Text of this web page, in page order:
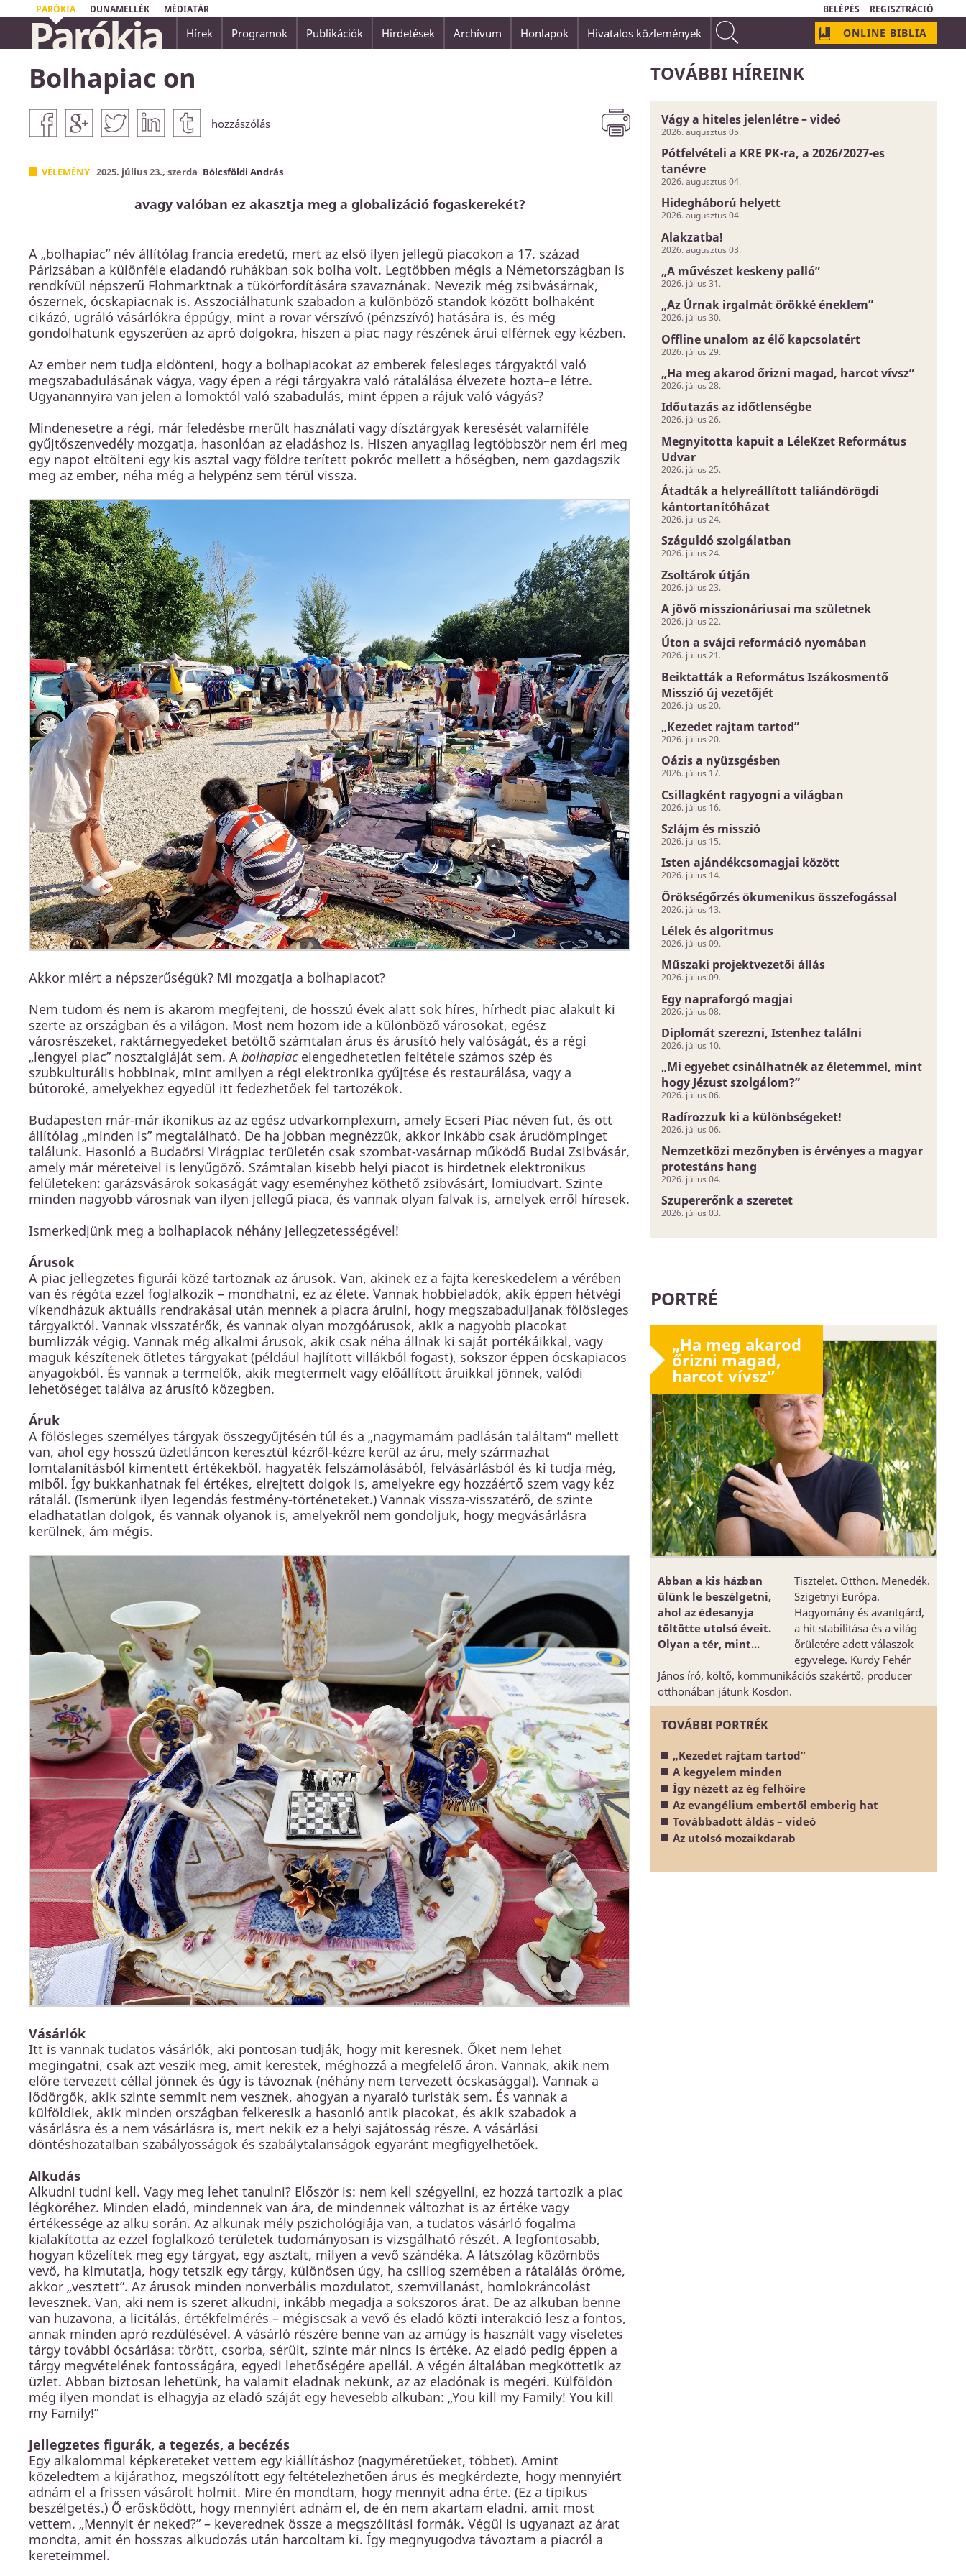
PARÓKIA DUNAMELLÉK MÉDIATÁR BELÉPÉS REGISZTRÁCIÓ
Mert egyenesek az Úr útjai: az igazak járnak rajtuk, a vétkesek
elbuknak rajtuk.
Hóseás 14,10
"Ha jó kézből vesszük a hírt, hogy Atyánkakarata nélkül egy hajszálunk sem eshetik le
fejünkről, akkor bátran bízhatunk Benne, még ha nem is értjük Őt és útjai rejtve
Parókia Hírek Programok Publikációk Hirdetések Archívum Honlapok Hivatalos közlemények ONLINE BIBLIA
Bolhapiac on
hozzászólás
VÉLEMÉNY 2025. július 23., szerda Bölcsföldi András
avagy valóban ez akasztja meg a globalizáció fogaskerekét?
A „bolhapiac” név állítólag francia eredetű, mert az első ilyen jellegű piacokon a 17. század
Párizsában a különféle eladandó ruhákban sok bolha volt. Legtöbben mégis a Németországban is
rendkívül népszerű Flohmarktnak a tükörfordítására szavaznának. Nevezik még zsibvásárnak,
ószernek, ócskapiacnak is. Asszociálhatunk szabadon a különböző standok között bolhaként
cikázó, ugráló vásárlókra éppúgy, mint a rovar vérszívó (pénzszívó) hatására is, és még
gondolhatunk egyszerűen az apró dolgokra, hiszen a piac nagy részének árui elférnek egy kézben.
Az ember nem tudja eldönteni, hogy a bolhapiacokat az emberek felesleges tárgyaktól való
megszabadulásának vágya, vagy épen a régi tárgyakra való rátalálása élvezete hozta–e létre.
Ugyanannyira van jelen a lomoktól való szabadulás, mint éppen a rájuk való vágyás?
Mindenesetre a régi, már feledésbe merült használati vagy dísztárgyak keresését valamiféle
gyűjtőszenvedély mozgatja, hasonlóan az eladáshoz is. Hiszen anyagilag legtöbbször nem éri meg
egy napot eltölteni egy kis asztal vagy földre terített pokróc mellett a hőségben, nem gazdagszik
meg az ember, néha még a helypénz sem térül vissza.
Akkor miért a népszerűségük? Mi mozgatja a bolhapiacot?
Nem tudom és nem is akarom megfejteni, de hosszú évek alatt sok híres, hírhedt piac alakult ki
szerte az országban és a világon. Most nem hozom ide a különböző városokat, egész
városrészeket, raktárnegyedeket betöltő számtalan árus és árusító hely valóságát, és a régi
„lengyel piac” nosztalgiáját sem. A bolhapiacelengedhetetlen feltétele számos szép és
szubkulturális hobbinak, mint amilyen a régi elektronika gyűjtése és restaurálása, vagy a
bútoroké, amelyekhez egyedül itt fedezhetőek fel tartozékok.
Budapesten már-már ikonikus az az egész udvarkomplexum, amely Ecseri Piac néven fut, és ott
állítólag „minden is” megtalálható. De ha jobban megnézzük, akkor inkább csak árudömpinget
találunk. Hasonló a Budaörsi Virágpiac területén csak szombat-vasárnap működő Budai Zsibvásár,
amely már méreteivel is lenyűgöző. Számtalan kisebb helyi piacot is hirdetnek elektronikus
felületeken: garázsvásárok sokaságát vagy eseményhez köthető zsibvásárt, lomiudvart. Szinte
minden nagyobb városnak van ilyen jellegű piaca, és vannak olyan falvak is, amelyek erről híresek.
Ismerkedjünk meg a bolhapiacok néhány jellegzetességével!
Árusok
A piac jellegzetes figurái közé tartoznak az árusok. Van, akinek ez a fajta kereskedelem a vérében
van és régóta ezzel foglalkozik – mondhatni, ez az élete. Vannak hobbieladók, akik éppen hétvégi
víkendházuk aktuális rendrakásai után mennek a piacra árulni, hogy megszabaduljanak fölösleges
tárgyaiktól. Vannak visszatérők, és vannak olyan mozgóárusok, akik a nagyobb piacokat
bumlizzák végig. Vannak még alkalmi árusok, akik csak néha állnak ki saját portékáikkal, vagy
maguk készítenek ötletes tárgyakat (például hajlított villákból fogast), sokszor éppen ócskapiacos
anyagokból. És vannak a termelők, akik megtermelt vagy előállított áruikkal jönnek, valódi
lehetőséget találva az árusító közegben.
Áruk
A fölösleges személyes tárgyak összegyűjtésén túl és a „nagymamám padlásán találtam” mellett
van, ahol egy hosszú üzletláncon keresztül kézről-kézre kerül az áru, mely származhat
lomtalanításból kimentett értékekből, hagyaték felszámolásából, felvásárlásból és ki tudja még,
miből. Így bukkanhatnak fel értékes, elrejtett dolgok is, amelyekre egy hozzáértő szem vagy kéz
rátalál. (Ismerünk ilyen legendás festmény-történeteket.) Vannak vissza-visszatérő, de szinte
eladhatatlan dolgok, és vannak olyanok is, amelyekről nem gondoljuk, hogy megvásárlásra
kerülnek, ám mégis.
Vásárlók
Itt is vannak tudatos vásárlók, aki pontosan tudják, hogy mit keresnek. Őket nem lehet
megingatni, csak azt veszik meg, amit kerestek, méghozzá a megfelelő áron. Vannak, akik nem
előre tervezett céllal jönnek és úgy is távoznak (néhány nem tervezett ócskasággal). Vannak a
lődörgők, akik szinte semmit nem vesznek, ahogyan a nyaraló turisták sem. És vannak a
külföldiek, akik minden országban felkeresik a hasonló antik piacokat, és akik szabadok a
vásárlásra és a nem vásárlásra is, mert nekik ez a helyi sajátosság része. A vásárlási
döntéshozatalban szabályosságok és szabálytalanságok egyaránt megfigyelhetőek.
Alkudás
Alkudni tudni kell. Vagy meg lehet tanulni? Először is: nem kell szégyellni, ez hozzá tartozik a piac
légköréhez. Minden eladó, mindennek van ára, de mindennek változhat is az értéke vagy
értékessége az alku során. Az alkunak mély pszichológiája van, a tudatos vásárló fogalma
kialakította az ezzel foglalkozó területek tudományosan is vizsgálható részét. A legfontosabb,
hogyan közelítek meg egy tárgyat, egy asztalt, milyen a vevő szándéka. A látszólag közömbös
vevő, ha kimutatja, hogy tetszik egy tárgy, különösen úgy, ha csillog szemében a rátalálás öröme,
akkor „vesztett”. Az árusok minden nonverbális mozdulatot, szemvillanást, homlokráncolást
levesznek. Van, aki nem is szeret alkudni, inkább megadja a sokszoros árat. De az alkuban benne
van huzavona, a licitálás, értékfelmérés – mégiscsak a vevő és eladó közti interakció lesz a fontos,
annak minden apró rezdülésével. A vásárló részére benne van az amúgy is használt vagy viseletes
tárgy további ócsárlása: törött, csorba, sérült, szinte már nincs is értéke. Az eladó pedig éppen a
tárgy megvételének fontosságára, egyedi lehetőségére apellál. A végén általában megköttetik az
üzlet. Abban biztosan lehetünk, ha valamit eladnak nekünk, az az eladónak is megéri. Külföldön
még ilyen mondat is elhagyja az eladó száját egy hevesebb alkuban: „You kill my Family! You kill
my Family!”
Jellegzetes figurák, a tegezés, a becézés
Egy alkalommal képkereteket vettem egy kiállításhoz (nagyméretűeket, többet). Amint
közeledtem a kijárathoz, megszólított egy feltételezhetően árus és megkérdezte, hogy mennyiért
adnám el a frissen vásárolt holmit. Mire én mondtam, hogy mennyit adna érte. (Ez a tipikus
beszélgetés.) Ő erősködött, hogy mennyiért adnám el, de én nem akartam eladni, amit most
vettem. „Mennyit ér neked?” – keverednek össze a megszólítási formák. Végül is ugyanazt az árat
mondta, amit én hosszas alkudozás után harcoltam ki. Így megnyugodva távoztam a piacról a
kereteimmel.
TOVÁBBI HÍREINK
Vágy a hiteles jelenlétre – videó
2026. augusztus 05.
Pótfelvételi a KRE PK-ra, a 2026/2027-es
tanévre
2026. augusztus 04.
Hidegháború helyett
2026. augusztus 04.
Alakzatba!
2026. augusztus 03.
„A művészet keskeny palló”
2026. július 31.
„Az Úrnak irgalmát örökké éneklem”
2026. július 30.
Offline unalom az élő kapcsolatért
2026. július 29.
„Ha meg akarod őrizni magad, harcot vívsz”
2026. július 28.
Időutazás az időtlenségbe
2026. július 26.
Megnyitotta kapuit a LéleKzet Református
Udvar
2026. július 25.
Átadták a helyreállított taliándörögdi
kántortanítóházat
2026. július 24.
Száguldó szolgálatban
2026. július 24.
Zsoltárok útján
2026. július 23.
A jövő misszionáriusai ma születnek
2026. július 22.
Úton a svájci reformáció nyomában
2026. július 21.
Beiktatták a Református Iszákosmentő
Misszió új vezetőjét
2026. július 20.
„Kezedet rajtam tartod”
2026. július 20.
Oázis a nyüzsgésben
2026. július 17.
Csillagként ragyogni a világban
2026. július 16.
Szlájm és misszió
2026. július 15.
Isten ajándékcsomagjai között
2026. július 14.
Örökségőrzés ökumenikus összefogással
2026. július 13.
Lélek és algoritmus
2026. július 09.
Műszaki projektvezetői állás
2026. július 09.
Egy napraforgó magjai
2026. július 08.
Diplomát szerezni, Istenhez találni
2026. július 10.
„Mi egyebet csinálhatnék az életemmel, mint
hogy Jézust szolgálom?”
2026. július 06.
Radírozzuk ki a különbségeket!
2026. július 06.
Nemzetközi mezőnyben is érvényes a magyar
protestáns hang
2026. július 04.
Szupererőnk a szeretet
2026. július 03.
PORTRÉ
„Ha meg akarod
őrizni magad,
harcot vívsz”
Abban a kis házban
ülünk le beszélgetni,
ahol az édesanyja
töltötte utolsó éveit.
Olyan a tér, mint...
Tisztelet. Otthon. Menedék.
Szigetnyi Európa.
Hagyomány és avantgárd,
a hit stabilitása és a világ
őrületére adott válaszok
egyvelege. Kurdy Fehér
János író, költő, kommunikációs szakértő, producer
otthonában játunk Kosdon.
TOVÁBBI PORTRÉK
„Kezedet rajtam tartod”
A kegyelem minden
Így nézett az ég felhőire
Az evangélium embertől emberig hat
Továbbadott áldás – videó
Az utolsó mozaikdarab